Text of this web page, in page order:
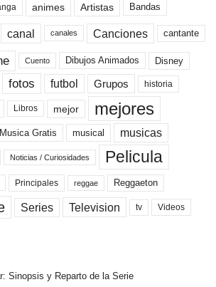
animes Artistas Bandas
canal canales Canciones cantante
Cuento Dibujos Animados Disney
fotos futbol Grupos historia
Libros mejor mejores
Musica Gratis musical musicas
Noticias / Curiosidades Pelicula
Principales reggae Reggaeton
Series Television tv Videos
Sinopsis y Reparto de la Serie